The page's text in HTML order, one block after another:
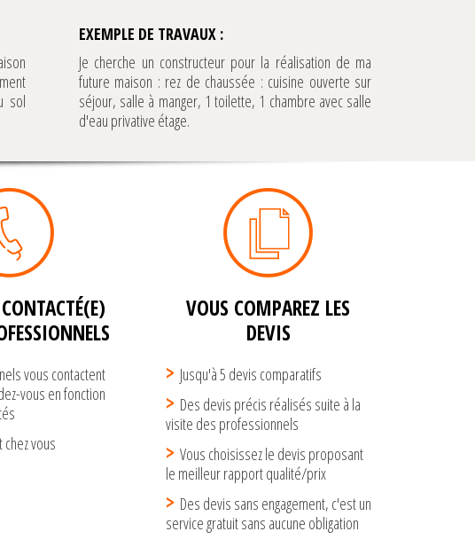
sol
EXEMPLE DE TRAVAUX :
Je cherche un constructeur pour la réalisation de ma
future maison : rez de chaussée : cuisine ouverte sur
séjour, salle à manger, 1 toilette, 1 chambre avec salle
d'eau privative étage.
vous contactent
vous en fonction
vous
VOUS COMPAREZ LES
DEVIS
Jusqu'à 5 devis comparatifs
Des devis précis réalisés suite à la
visite des professionnels
Vous choisissez le devis proposant
le meilleur rapport qualité/prix
Des devis sans engagement, c'est un
service gratuit sans aucune obligation